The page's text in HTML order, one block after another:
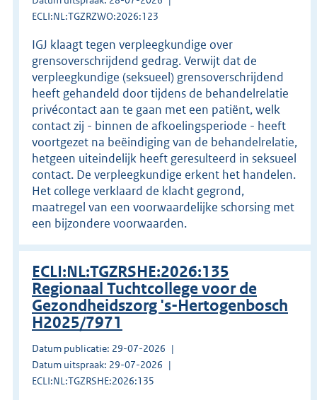
ECLI:NL:TGZRZWO:2026:123
IGJ klaagt tegen verpleegkundige over
grensoverschrijdend gedrag. Verwijt dat de
verpleegkundige (seksueel) grensoverschrijdend
heeft gehandeld door tijdens de behandelrelatie
privécontact aan te gaan met een patiënt, welk
contact zij - binnen de afkoelingsperiode - heeft
voortgezet na beëindiging van de behandelrelatie,
hetgeen uiteindelijk heeft geresulteerd in seksueel
contact. De verpleegkundige erkent het handelen.
Het college verklaard de klacht gegrond,
maatregel van een voorwaardelijke schorsing met
een bijzondere voorwaarden.
ECLI:NL:TGZRSHE:2026:135
Regionaal Tuchtcollege voor de
Gezondheidszorg 's-Hertogenbosch
H2025/7971
Datum publicatie: 29-07-2026
Datum uitspraak: 29-07-2026
ECLI:NL:TGZRSHE:2026:135